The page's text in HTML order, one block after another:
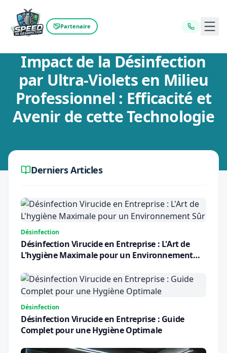
Partenaire
Retour au blog
Impact de la Désinfection
par Ultra-Violets en Milieu
Professionnel : Efficacité et
Avenir de cette Technologie
Derniers Articles
Désinfection
Désinfection Virucide en Entreprise : L'Art de
L'hygiène Maximale pour un Environnement
Désinfection
Désinfection Virucide en Entreprise : Guide
Complet pour une Hygiène Optimale